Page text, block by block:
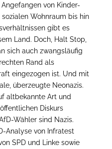
von Kinder-
Wohnraum bis hin
gibt es
Land. Doch, Halt Stop,
sich auch zwangsläufig
Rand als
eingezogen ist. Und mit
überzeugte Neonazis.
altbekannte Art und
Diskurs
Wähler sind Nazis.
Analyse von Infratest
SPD und Linke sowie